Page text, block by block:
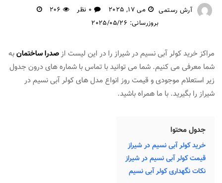
آرش رستمی می 17, 2025 0 نظر
206
بروزرسانی: 2025/05/26
مراکز خرید کولر آبی نسیم در شیراز را در این لیست ازصدرا ساختمانبه
شما معرفی می کنیم. شما می توانید با تماس با شماره های درون جدول
زیر استعلام موجودی و قیمت روز انواع مدل های کولر آبی نسیم در
شیراز را بگیرید. با ما همراه باشید.
جدول محتوا
خرید کولر آبی نسیم در شیراز
قیمت کولر آبی نسیم در شیراز
نکات نگهداری کولر آبی نسیم